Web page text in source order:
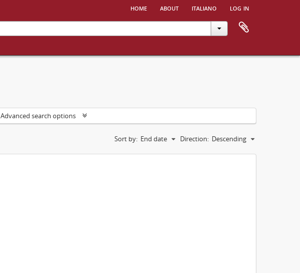
home about italiano log in
Advanced search options
Sort by: End date Direction: Descending